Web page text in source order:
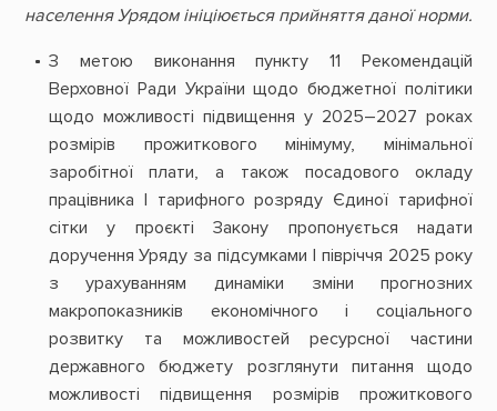
населення Урядом ініціюється прийняття даної норми.
З метою виконання пункту 11 Рекомендацій
Верховної Ради України щодо бюджетної політики
щодо можливості підвищення у 2025–2027 роках
розмірів прожиткового мінімуму, мінімальної
заробітної плати, а також посадового окладу
працівника І тарифного розряду Єдиної тарифної
сітки у проєкті Закону пропонується надати
доручення Уряду за підсумками І півріччя 2025 року
з урахуванням динаміки зміни прогнозних
макропоказників економічного і соціального
розвитку та можливостей ресурсної частини
державного бюджету розглянути питання щодо
можливості підвищення розмірів прожиткового